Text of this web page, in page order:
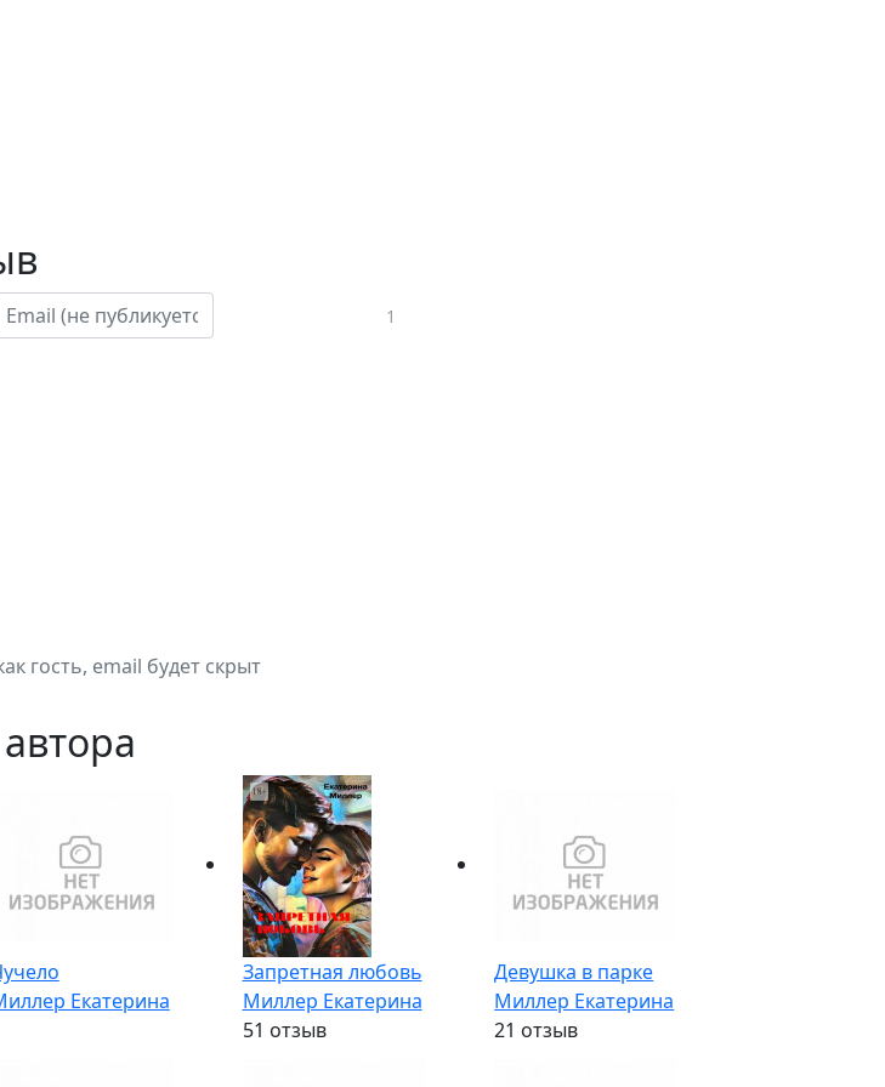
гость, email будет скрыт
1
Екатерина
Запретная любовь
Миллер Екатерина
51 отзыв
Девушка в парке
Миллер Екатерина
21 отзыв